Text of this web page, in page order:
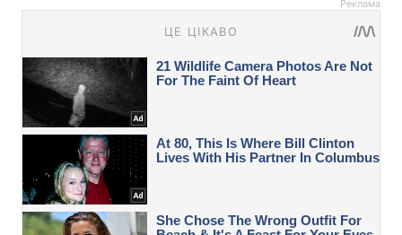
Реклама